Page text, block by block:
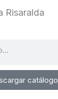
Risaralda
catálogo